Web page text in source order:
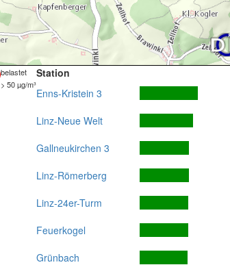
belastet
> 50 µg/m³
Station
Enns-Kristein 3
Linz-Neue Welt
Gallneukirchen 3
Linz-Römerberg
Linz-24er-Turm
Feuerkogel
Grünbach